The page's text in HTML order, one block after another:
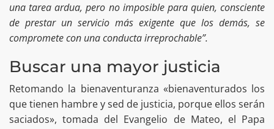
una tarea ardua, pero no imposible para quien, consciente
de prestar un servicio más exigente que los demás, se
compromete con una conducta irreprochable”.
Buscar una mayor justicia
Retomando la bienaventuranza «bienaventurados los
que tienen hambre y sed de justicia, porque ellos serán
saciados», tomada del Evangelio de Mateo, el Papa